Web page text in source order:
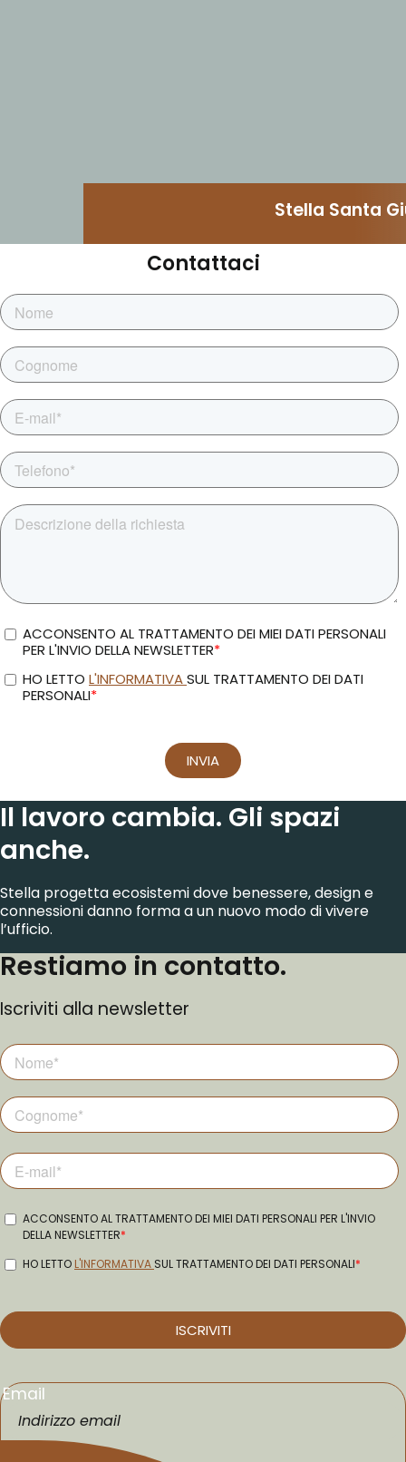
Stella Santa
Contattaci
Il lavoro cambia. Gli spazi
anche.
Stella progetta ecosistemi dove benessere, design e
connessioni danno forma a un nuovo modo di vivere
l’ufficio.
Restiamo in contatto.
Iscriviti alla newsletter
Email